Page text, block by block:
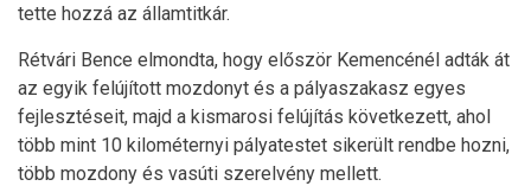
tette hozzá az államtitkár.
Rétvári Bence elmondta, hogy először Kemencénél adták át
az egyik felújított mozdonyt és a pályaszakasz egyes
fejlesztéseit, majd a kismarosi felújítás következett, ahol
több mint 10 kilométernyi pályatestet sikerült rendbe hozni,
több mozdony és vasúti szerelvény mellett.